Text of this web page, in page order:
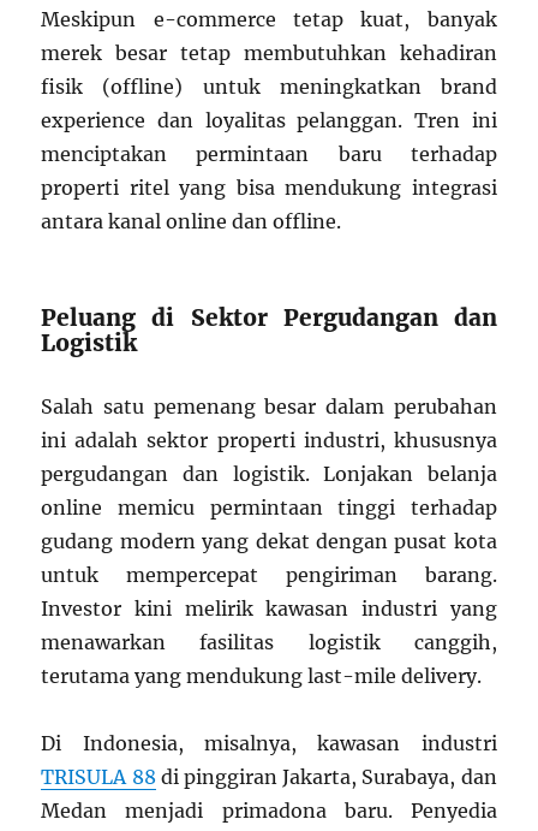
Meskipun e-commerce tetap kuat, banyak
merek besar tetap membutuhkan kehadiran
fisik (offline) untuk meningkatkan brand
experience dan loyalitas pelanggan. Tren ini
menciptakan permintaan baru terhadap
properti ritel yang bisa mendukung integrasi
antara kanal online dan offline.
Peluang di Sektor Pergudangan dan
Logistik
Salah satu pemenang besar dalam perubahan
ini adalah sektor properti industri, khususnya
pergudangan dan logistik. Lonjakan belanja
online memicu permintaan tinggi terhadap
gudang modern yang dekat dengan pusat kota
untuk mempercepat pengiriman barang.
Investor kini melirik kawasan industri yang
menawarkan fasilitas logistik canggih,
terutama yang mendukung last-mile delivery.
Di Indonesia, misalnya, kawasan industri
TRISULA 88 di pinggiran Jakarta, Surabaya, dan
Medan menjadi primadona baru. Penyedia